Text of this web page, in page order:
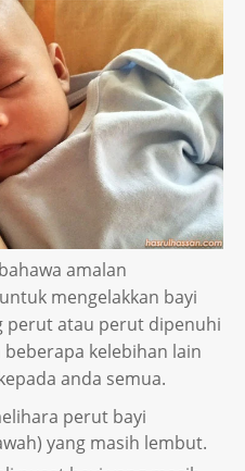
amalan
mengelakkan bayi
perut atau perut dipenuhi
kelebihan lain
anda semua.
perut bayi
yang masih lembut.